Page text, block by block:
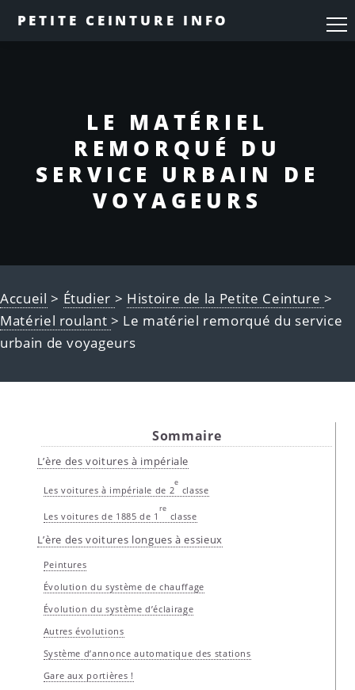
PETITE CEINTURE INFO
LE MATÉRIEL
REMORQUÉ DU
SERVICE URBAIN DE
VOYAGEURS
Accueil > Étudier > Histoire de la Petite Ceinture>
Matériel roulant> Le matériel remorqué du service
urbain de voyageurs
Sommaire
L’ère des voitures à impériale
Les voitures à impériale de 2
e
classe
Les voitures de 1885 de 1
re
classe
L’ère des voitures longues à essieux
Peintures
Évolution du système de chauffage
Évolution du système d’éclairage
Autres évolutions
Système d’annonce automatique des stations
Gare aux portières !